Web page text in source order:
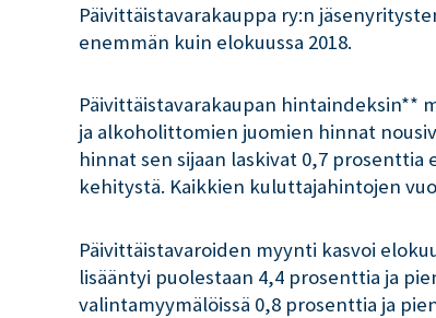
Päivittäistavarakauppa ry:n
enemmän kuin elokuussa 2018.
Päivittäistavarakaupan hintaindeksin**
ja alkoholittomien juomien hinnat
hinnat sen sijaan laskivat 0,7
kehitystä. Kaikkien kuluttajahintojen
Päivittäistavaroiden myynti kasvoi
lisääntyi puolestaan 4,4 prosenttia ja
valintamyymälöissä 0,8 prosenttia ja